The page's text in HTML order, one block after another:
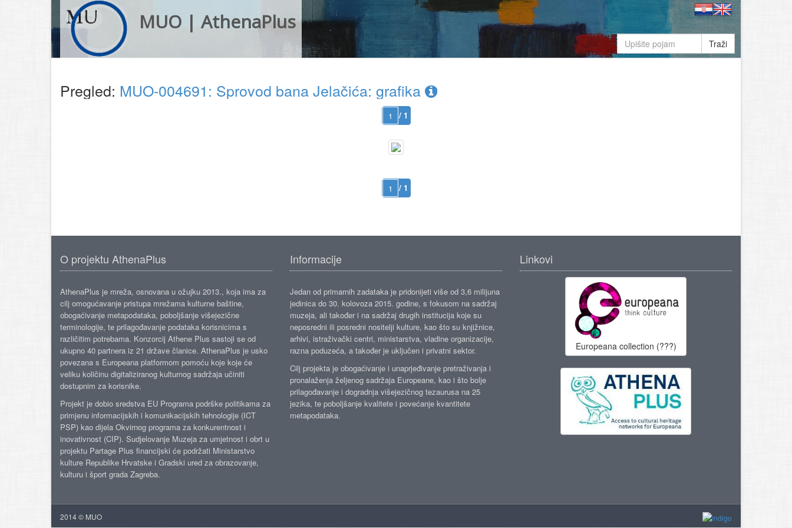
MUO | AthenaPlus
Traži
Pregled: MUO-004691: Sprovod bana Jelačića: grafika
/ 1
/ 1
O projektu AthenaPlus
AthenaPlus je mreža, osnovana u ožujku 2013., koja ima za
cilj omogućavanje pristupa mrežama kulturne baštine,
obogaćivanje metapodataka, poboljšanje višejezične
terminologije, te prilagođavanje podataka korisnicima s
različitim potrebama. Konzorcij Athene Plus sastoji se od
ukupno 40 partnera iz 21 države članice. AthenaPlus je usko
povezana s Europeana platformom pomoću koje koje će
veliku količinu digitaliziranog kulturnog sadržaja učiniti
dostupnim za korisnike.
Projekt je dobio sredstva EU Programa podrške politikama za
primjenu informacijskih i komunikacijskih tehnologije (ICT
PSP) kao dijela Okvirnog programa za konkurentnost i
inovativnost (CIP). Sudjelovanje Muzeja za umjetnost i obrt u
projektu Partage Plus financijski će podržati Ministarstvo
kulture Republike Hrvatske i Gradski ured za obrazovanje,
kulturu i šport grada Zagreba.
Informacije
Jedan od primarnih zadataka je pridonijeti više od 3,6 milijuna
jedinica do 30. kolovoza 2015. godine, s fokusom na sadržaj
muzeja, ali također i na sadržaj drugih institucija koje su
neposredni ili posredni nositelji kulture, kao što su knjižnice,
arhivi, istraživački centri, ministarstva, vladine organizacije,
razna poduzeća, a također je uključen i privatni sektor.
Cilj projekta je obogaćivanje i unaprjeđivanje pretraživanja i
pronalaženja željenog sadržaja Europeane, kao i što bolje
prilagođavanje i dogradnja višejezičnog tezaurusa na 25
jezika, te poboljšanje kvalitete i povećanje kvantitete
metapodataka.
Linkovi
Europeana collection (???)
2014 © MUO